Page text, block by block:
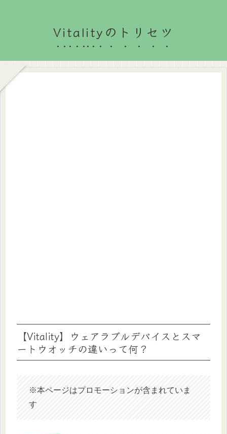
Vitalityのトリセツ
【Vitality】ウェアラブルデバイスとスマ
ートウオッチの違いって何？
※本ページはプロモーションが含まれていま
す